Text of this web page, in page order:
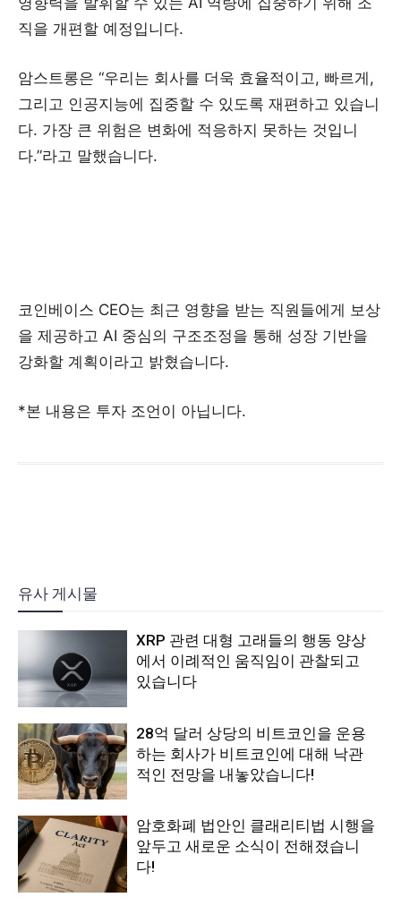
직을 개편할 예정입니다.
암스트롱은 “우리는 회사를 더욱 효율적이고, 빠르게,
그리고 인공지능에 집중할 수 있도록 재편하고 있습니
다. 가장 큰 위험은 변화에 적응하지 못하는 것입니
다.”라고 말했습니다.
코인베이스 CEO는 최근 영향을 받는 직원들에게 보상
을 제공하고 AI 중심의 구조조정을 통해 성장 기반을
강화할 계획이라고 밝혔습니다.
*본 내용은 투자 조언이 아닙니다.
유사 게시물
XRP 관련 대형 고래들의 행동 양상
에서 이례적인 움직임이 관찰되고
있습니다
28억 달러 상당의 비트코인을 운용
하는 회사가 비트코인에 대해 낙관
적인 전망을 내놓았습니다!
암호화폐 법안인 클래리티법 시행을
앞두고 새로운 소식이 전해졌습니
다!